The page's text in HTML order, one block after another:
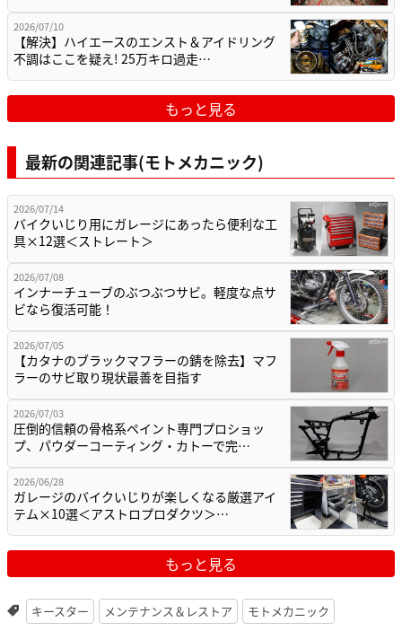
2026/07/10
【解決】ハイエースのエンスト＆アイドリング
不調はここを疑え! 25万キロ過走…
もっと見る
最新の関連記事(モトメカニック)
2026/07/14
バイクいじり用にガレージにあったら便利な工
具×12選＜ストレート＞
2026/07/08
インナーチューブのぶつぶつサビ。軽度な点サ
ビなら復活可能！
2026/07/05
【カタナのブラックマフラーの錆を除去】マフ
ラーのサビ取り現状最善を目指す
2026/07/03
圧倒的信頼の骨格系ペイント専門プロショッ
プ、パウダーコーティング・カトーで完…
2026/06/28
ガレージのバイクいじりが楽しくなる厳選アイ
テム×10選＜アストロプロダクツ＞…
もっと見る
キースター メンテナンス＆レストア モトメカニック